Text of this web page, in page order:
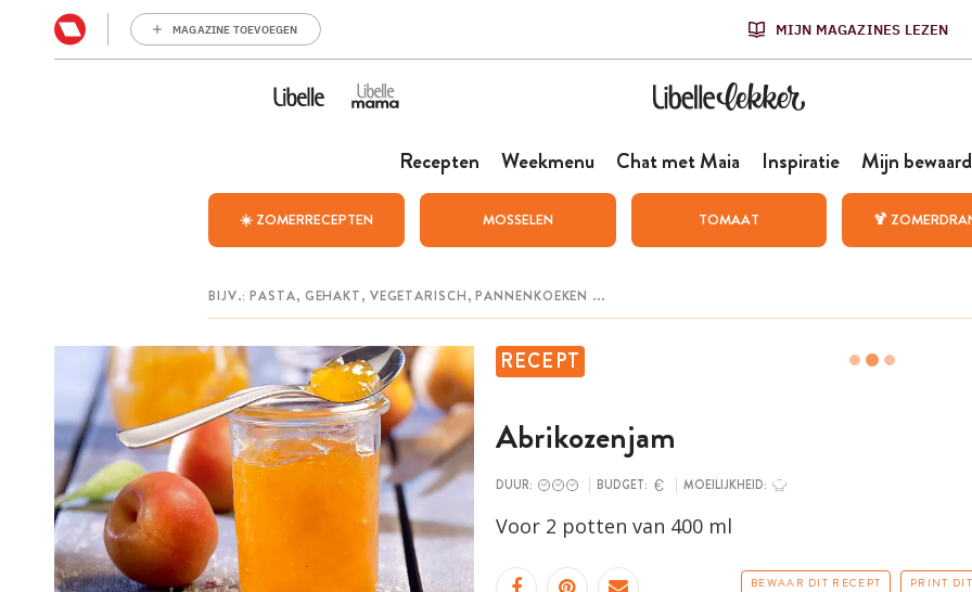
MAGAZINE TOEVOEGEN MIJN MAGAZINES LEZEN
Recepten Weekmenu Chat met Maia Inspiratie Mijn
☀️ ZOMERRECEPTEN MOSSELEN TOMAAT 🍹
RECEPT
Abrikozenjam
DUUR: BUDGET: MOEILIJKHEID:
Voor 2 potten van 400 ml
BEWAAR DIT RECEPT PRINT